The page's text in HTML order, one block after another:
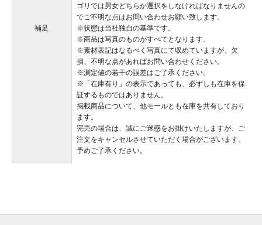
補足
ゴリでは男女どちらか選択をしなければなりませんの
でご不明な点はお問い合わせお願い致します。
※状態は当社独自の基準です。
※商品は写真のものがすべてとなります。
※素材表記はなるべく写真にて収めていますが、欠
損、不明な点があればお問い合わせください。
※測定値の若干の誤差はご了承ください。
※「在庫有り」の表示であっても、必ずしも在庫を保
証するものではありません。
掲載商品について、他モールとも在庫を共有しており
ます。
完売の場合は、誠にご迷惑をお掛けいたしますが、ご
注文をキャンセルさせていただく場合がございます。
予めご了承ください。